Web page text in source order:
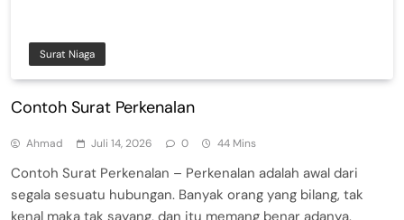
Surat Niaga
Contoh Surat Perkenalan
Ahmad Juli 14, 2026 0 44 Mins
Contoh Surat Perkenalan – Perkenalan adalah awal dari
segala sesuatu hubungan. Banyak orang yang bilang, tak
kenal maka tak sayang, dan itu memang benar adanya.